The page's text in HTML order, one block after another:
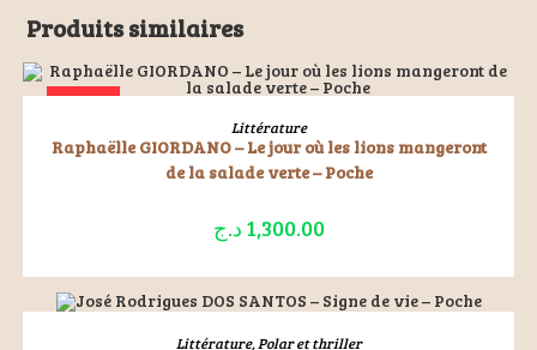
Produits similaires
LIRE LA SUITE
Littérature
Raphaëlle GIORDANO – Le jour où les lions mangeront
de la salade verte – Poche
1,300.00 د.ج
LIRE LA SUITE
Littérature,Polar et thriller